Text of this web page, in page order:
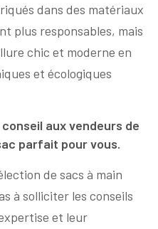
dans des matériaux
plus responsables, mais
chic et moderne en
et écologiques
aux vendeurs de
parfait pour vous.
de sacs à main
à solliciter les conseils
et leur